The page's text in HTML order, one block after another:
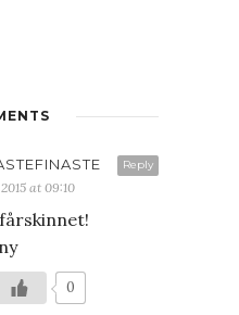
Reply
at 09:10
0